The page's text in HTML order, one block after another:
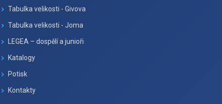
Tabulka velikosti - Givova
Tabulka velikosti - Joma
LEGEA – dospělí a junioři
Katalogy
Potisk
Kontakty